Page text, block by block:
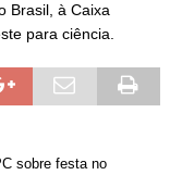
Brasil, à Caixa
para ciência.
sobre festa no